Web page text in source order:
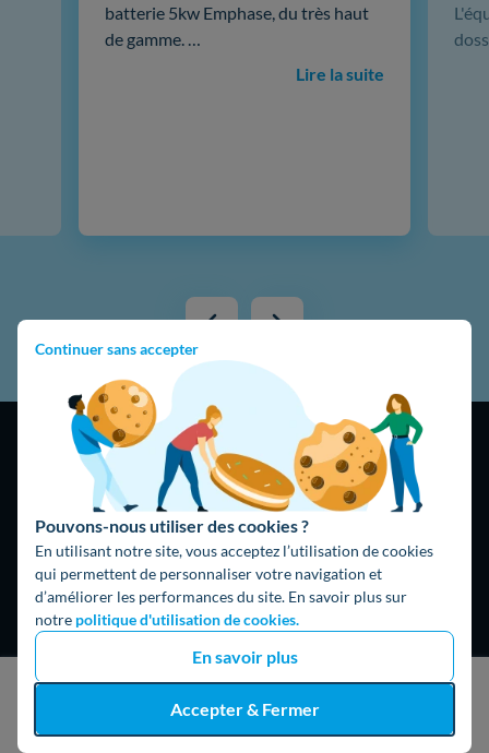
Continuer sans accepter
Pouvons-nous utiliser des cookies ?
En utilisant notre site, vous acceptez l’utilisation de cookies
qui permettent de personnaliser votre navigation et
d’améliorer les performances du site. En savoir plus sur
notre politique d'utilisation de cookies.
En savoir plus
Accepter & Fermer
J'obtiens un devis gratuit
batterie 5kw Emphase, du très haut
de gamme. …
Lire la suite
4,9/5
16325 avis Google